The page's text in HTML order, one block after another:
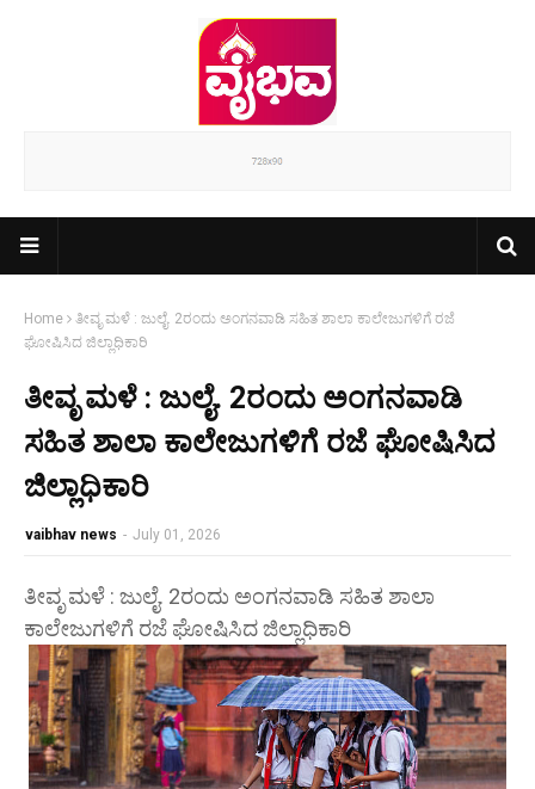
Home
ತೀವೃ ಮಳೆ : ಜುಲೈ. 2ರಂದು ಅಂಗನವಾಡಿ ಸಹಿತ ಶಾಲಾ ಕಾಲೇಜುಗಳಿಗೆ ರಜೆ
ಘೋಷಿಸಿದ ಜಿಲ್ಲಾಧಿಕಾರಿ
ತೀವೃ ಮಳೆ : ಜುಲೈ. 2ರಂದು ಅಂಗನವಾಡಿ
ಸಹಿತ ಶಾಲಾ ಕಾಲೇಜುಗಳಿಗೆ ರಜೆ ಘೋಷಿಸಿದ
ಜಿಲ್ಲಾಧಿಕಾರಿ
vaibhav news - July 01, 2026
ತೀವೃ ಮಳೆ : ಜುಲೈ. 2ರಂದು ಅಂಗನವಾಡಿ ಸಹಿತ ಶಾಲಾ
ಕಾಲೇಜುಗಳಿಗೆ ರಜೆ ಘೋಷಿಸಿದ ಜಿಲ್ಲಾಧಿಕಾರಿ